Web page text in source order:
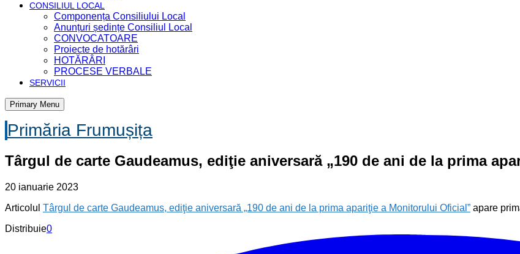
CONSILIUL LOCAL
Componența Consiliului Local
Anunțuri ședințe Consiliul Local
CONVOCATOARE
Proiecte de hotărâri
HOTĂRÂRI
PROCESE VERBALE
SERVICII
Primary Menu
Primăria Frumușița
Târgul de carte Gaudeamus, ediţie aniversară „190 de ani de la prima
20 ianuarie 2023
Articolul Târgul de carte Gaudeamus, ediţie aniversară „190 de ani de la prima apariţie a Monitorului Oficial” apare
Distribuie0